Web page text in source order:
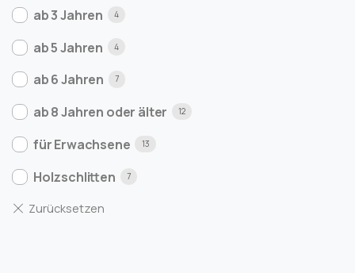
ab 3 Jahren 4
ab 5 Jahren 4
ab 6 Jahren 7
ab 8 Jahren oder älter 12
für Erwachsene 13
Holzschlitten 7